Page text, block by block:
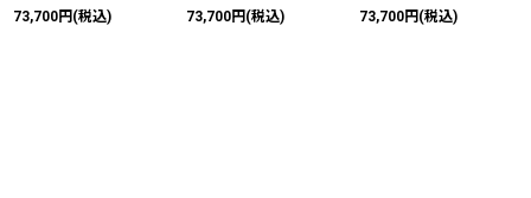
73,700円 (税込)
73,700円 (税込)
73,700円 (税込)